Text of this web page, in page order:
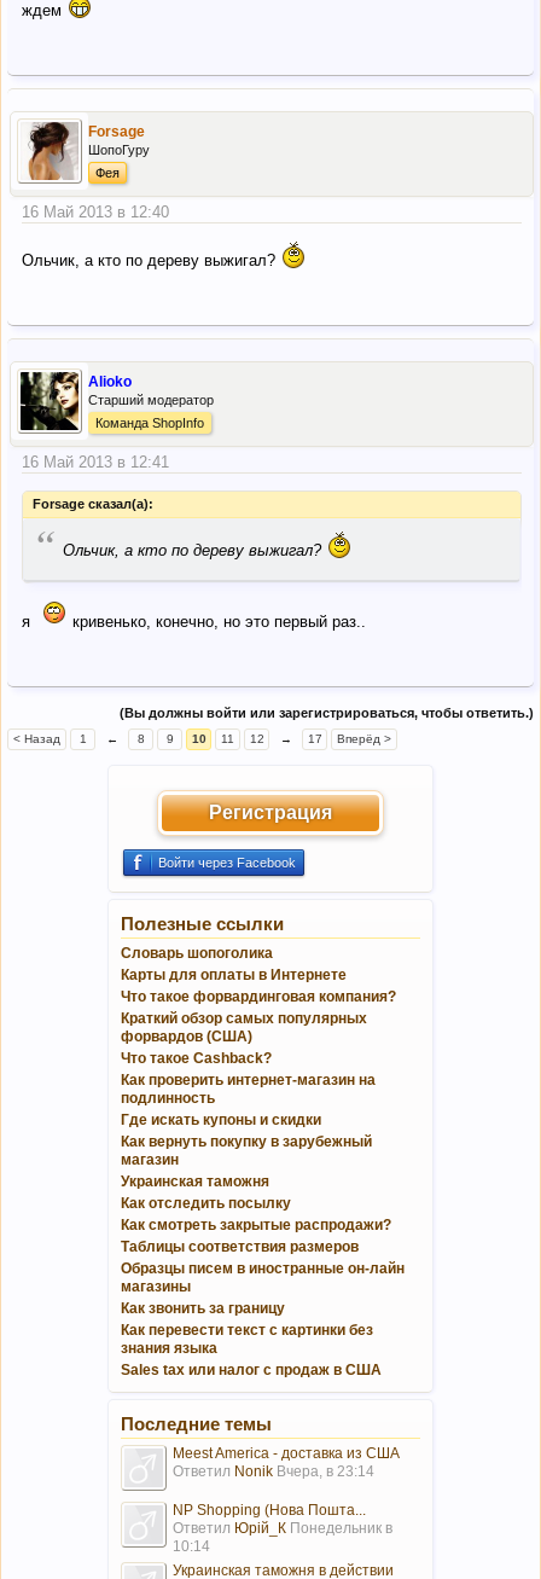
ждем
Forsage
ШопоГуру
Фея
16 Май 2013 в 12:40
Ольчик, а кто по дереву выжигал?
Alioko
Старший модератор
Команда ShopInfo
16 Май 2013 в 12:41
Forsage сказал(а):
“ Ольчик, а кто по дереву выжигал?
я кривенько, конечно, но это первый раз..
(Вы должны войти или зарегистрироваться, чтобы ответить.)
< Назад 1 ← 8 9 10 11 12 → 17 Вперёд >
Регистрация
Войти через Facebook
Полезные ссылки
Словарь шопоголика
Карты для оплаты в Интернете
Что такое форвардинговая компания?
Краткий обзор самых популярных
форвардов (США)
Что такое Cashback?
Как проверить интернет-магазин на
подлинность
Где искать купоны и скидки
Как вернуть покупку в зарубежный
магазин
Украинская таможня
Как отследить посылку
Как смотреть закрытые распродажи?
Таблицы соответствия размеров
Образцы писем в иностранные он-лайн
магазины
Как звонить за границу
Как перевести текст с картинки без
знания языка
Sales tax или налог с продаж в США
Последние темы
Meest America - доставка из США
Ответил Nonik Вчера, в 23:14
NP Shopping (Нова Пошта...
Ответил Юрій_К Понедельник в
10:14
Украинская таможня в действии